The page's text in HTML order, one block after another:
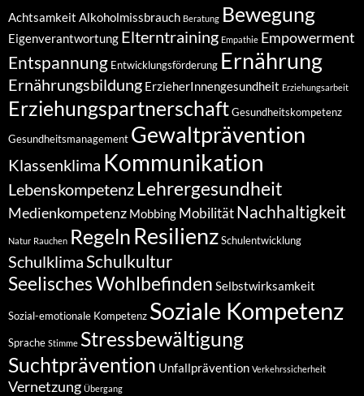
Achtsamkeit Alkoholmissbrauch Beratung Bewegung
Eigenverantwortung Elterntraining Empathie Empowerment
Entspannung Entwicklungsförderung Ernährung
Ernährungsbildung ErzieherInnengesundheit Erziehungsarbeit
ErziehungspartnerschaftGesundheitskompetenz
Gesundheitsmanagement Gewaltprävention
Klassenklima Kommunikation
Lebenskompetenz Lehrergesundheit
Medienkompetenz Mobbing MobilitätNachhaltigkeit
Natur Rauchen Regeln ResilienzSchulentwicklung
Schulklima Schulkultur
Seelisches Wohlbefinden Selbstwirksamkeit
Sozial-emotionale Kompetenz Soziale Kompetenz
Sprache Stimme Stressbewältigung
Suchtprävention Unfallprävention Verkehrssicherheit
Vernetzung Übergang